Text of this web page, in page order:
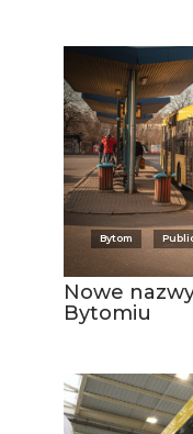
Bytom
Nowe
Bytomiu